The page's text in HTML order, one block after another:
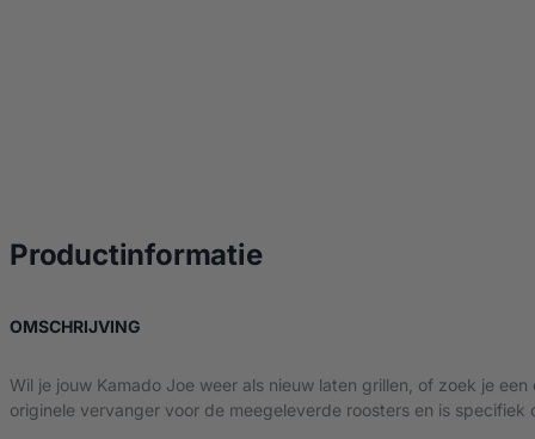
Productinformatieover Kamado Joe
OMSCHRIJVING
Wil je jouw Kamado Joe weer als nieuw laten grillen, of zoek je
originele vervanger voor de meegeleverde roosters en is